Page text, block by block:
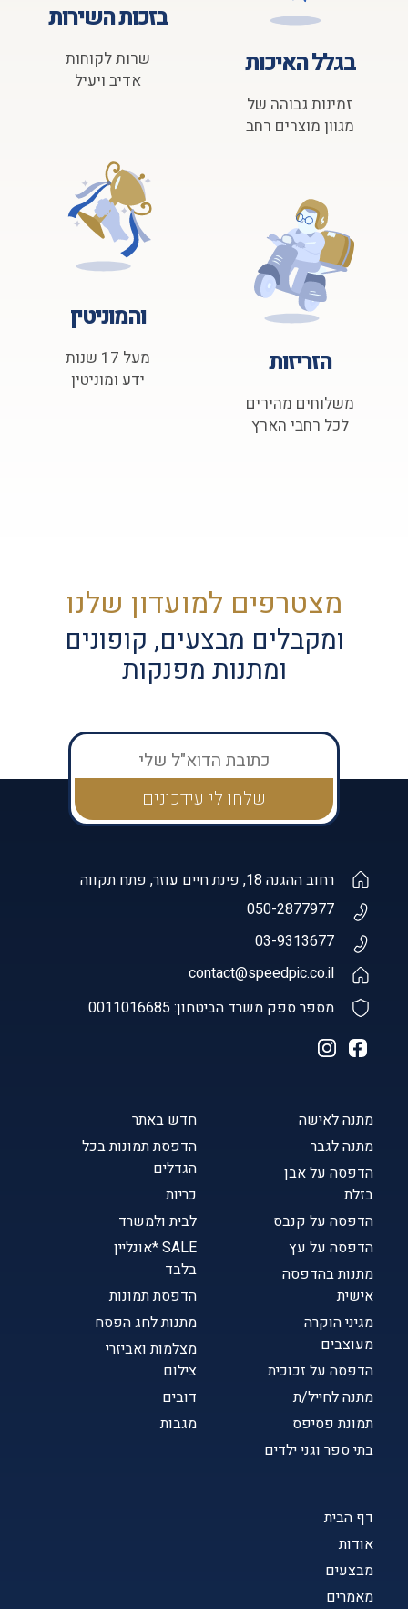
בגלל האיכות
זמינות גבוהה של
מגוון מוצרים רחב
בזכות השירות
שרות לקוחות
אדיב ויעיל
הזריזות
משלוחים מהירים
לכל רחבי הארץ
והמוניטין
מעל 17 שנות
ידע ומוניטין
מצטרפים למועדון שלנו
ומקבלים מבצעים, קופונים
ומתנות מפנקות
דף הבית
אודות
מבצעים
מאמרים
מתנה לאישה
מתנה לגבר
הדפסה על אבן
בזלת
הדפסה על קנבס
הדפסה על עץ
מתנות בהדפסה
אישית
מגיני הוקרה
מעוצבים
הדפסה על זכוכית
מתנה לחייל/ת
תמונת פסיפס
בתי ספר וגני ילדים
חדש באתר
הדפסת תמונות בכל
הגדלים
כריות
לבית ולמשרד
SALE *אונליין
בלבד
הדפסת תמונות
מתנות לחג הפסח
מצלמות ואביזרי
צילום
דובים
מגבות
רחוב ההגנה 18, פינת חיים עוזר, פתח תקווה
050-2877977
03-9313677
contact@speedpic.co.il
מספר ספק משרד הביטחון: 0011016685